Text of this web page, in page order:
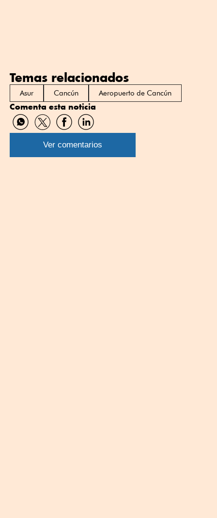
Temas relacionados
Asur Cancún Aeropuerto de Cancún
Comenta esta noticia
Compartir
por
WhatsApp
Compartir
por
Twitter
Compartir
por
Facebook
Compartir
por
Linkedin
Ver comentarios